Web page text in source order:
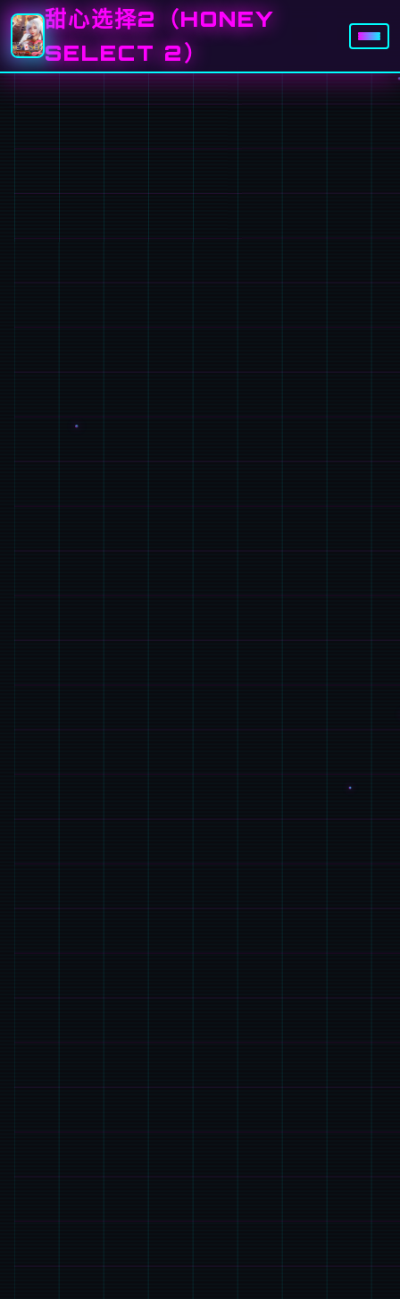
甜心选择2（HONEY
SELECT 2）